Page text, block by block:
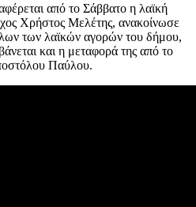
από το Σάββατο η λαϊκή
Χρήστος Μελέτης, ανακοίνωσε
των λαϊκών αγορών του δήμου,
και η μεταφορά της από το
Παύλου.